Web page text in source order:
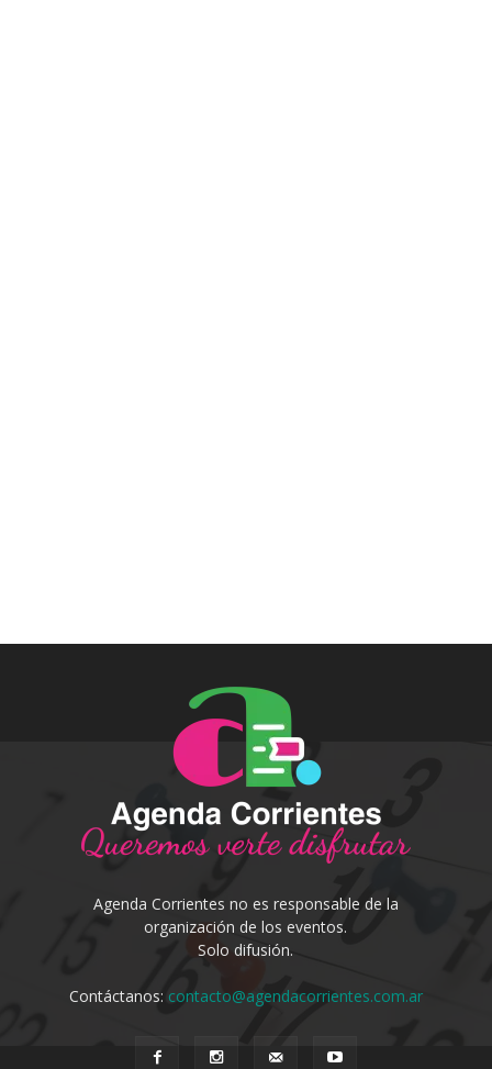
Agenda Corrientes no es responsable de la
organización de los eventos.
Solo difusión.
Contáctanos: contacto@agendacorrientes.com.ar